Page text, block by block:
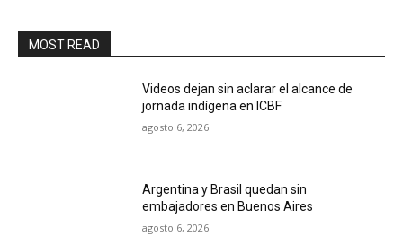
MOST READ
Videos dejan sin aclarar el alcance de
jornada indígena en ICBF
agosto 6, 2026
Argentina y Brasil quedan sin
embajadores en Buenos Aires
agosto 6, 2026